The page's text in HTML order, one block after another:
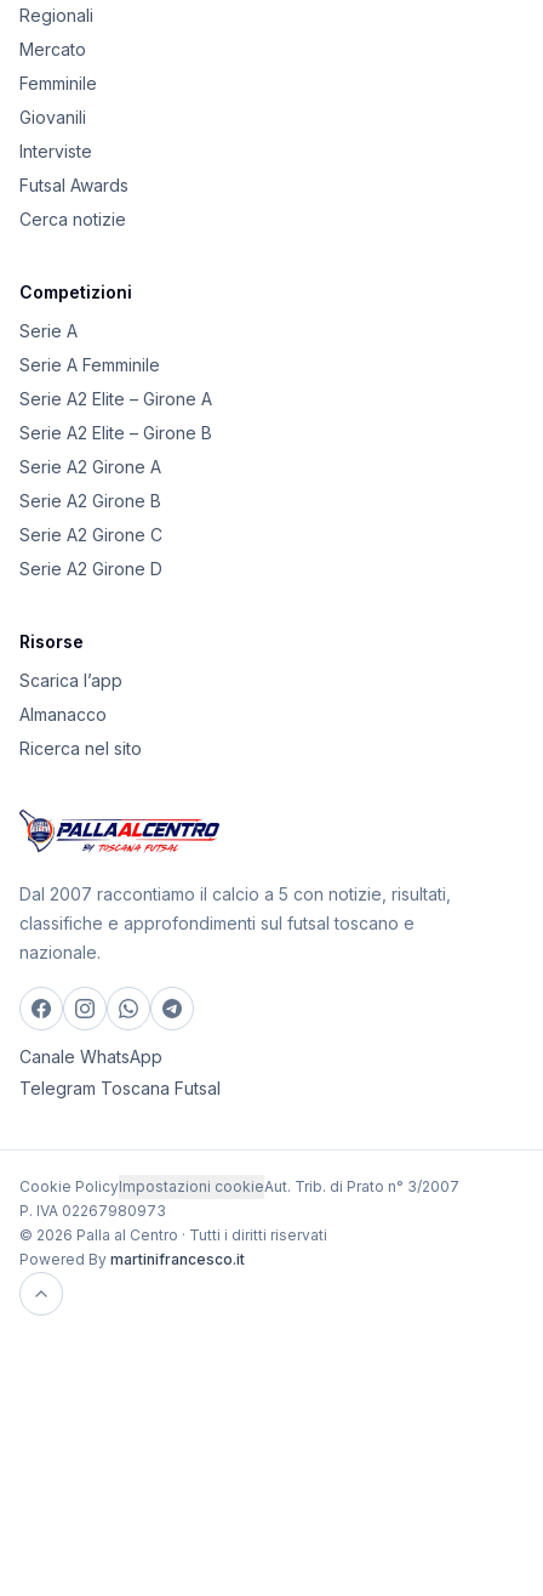
Regionali
Mercato
Femminile
Giovanili
Interviste
Futsal Awards
Cerca notizie
Competizioni
Serie A
Serie A Femminile
Serie A2 Elite – Girone A
Serie A2 Elite – Girone B
Serie A2 Girone A
Serie A2 Girone B
Serie A2 Girone C
Serie A2 Girone D
Risorse
Scarica l’app
Almanacco
Ricerca nel sito
Dal 2007 raccontiamo il calcio a 5 con notizie, risultati,
classifiche e approfondimenti sul futsal toscano e
nazionale.
Canale WhatsApp
Telegram Toscana Futsal
Cookie PolicyImpostazioni cookieAut. Trib. di Prato n° 3/2007
P. IVA 02267980973
© 2026 Palla al Centro · Tutti i diritti riservati
Powered By martinifrancesco.it